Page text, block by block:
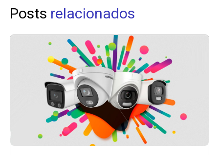
Posts relacionados